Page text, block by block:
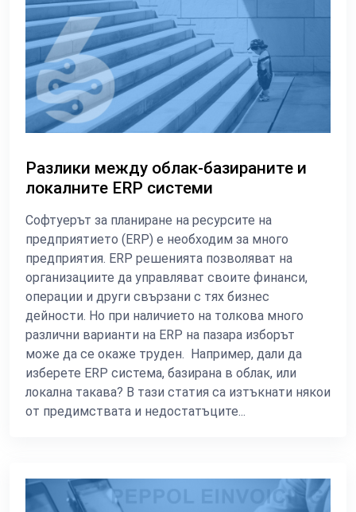
Разлики между облак-базираните и
локалните ERP системи
Софтуерът за планиране на ресурсите на
предприятието (ERP) е необходим за много
предприятия. ERP решенията позволяват на
организациите да управляват своите финанси,
операции и други свързани с тях бизнес
дейности. Но при наличието на толкова много
различни варианти на ERP на пазара изборът
може да се окаже труден. Например, дали да
изберете ERP система, базирана в облак, или
локална такава? В тази статия са изтъкнати някои
от предимствата и недостатъците...